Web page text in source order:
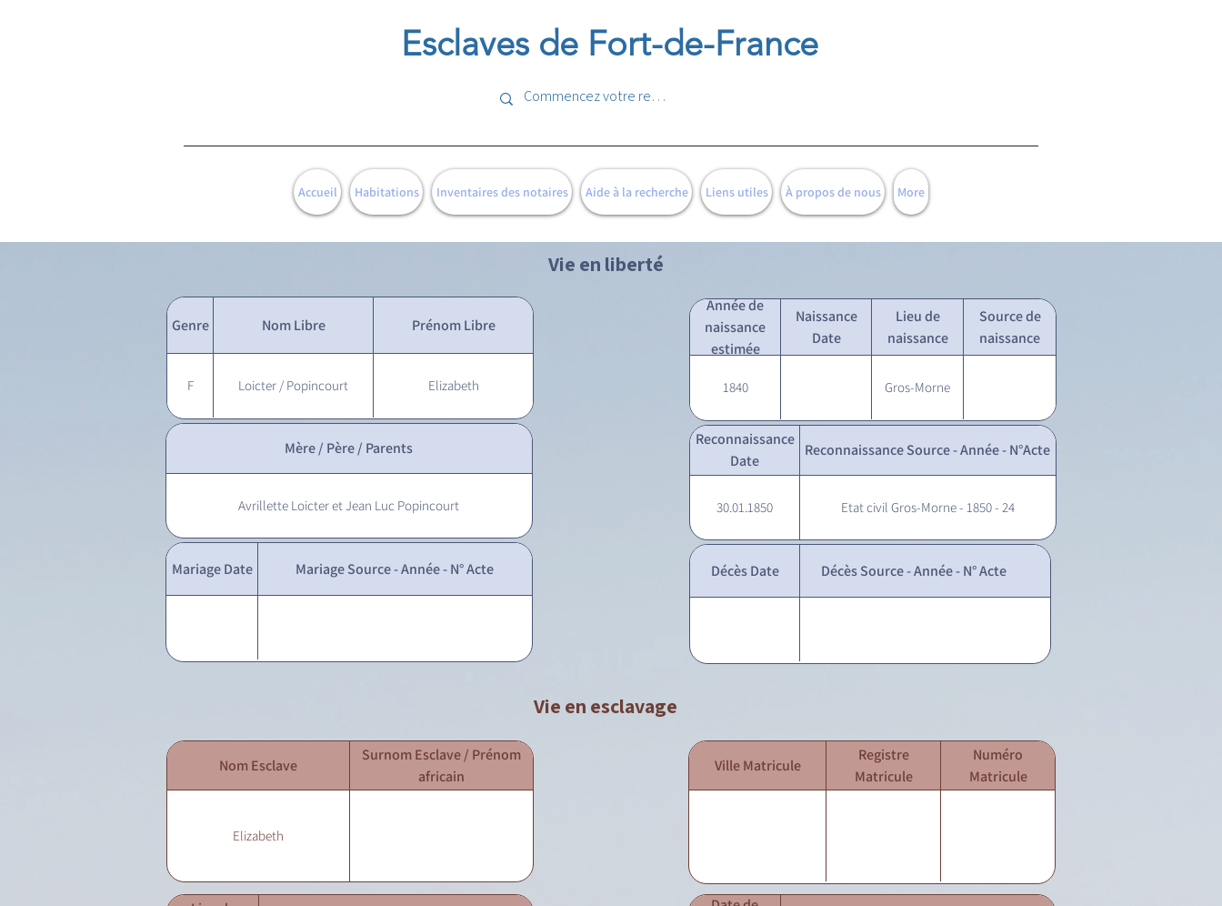
Esclaves de Fort-de-France
Accueil Habitations Inventaires des notaires Aide à la recherche Liens utiles À propos de nous More
Vie en liberté
Genre Nom Libre Prénom Libre
F Loicter / Popincourt Elizabeth
Année de
naissance
estimée
Naissance
Date
Lieu de
naissance
Source de
naissance
1840 Gros-Morne
Mère / Père / Parents
Avrillette Loicter et Jean Luc Popincourt
Mariage Date Mariage Source - Année - N° Acte
Reconnaissance
Date
Reconnaissance Source - Année - N°Acte
30.01.1850 Etat civil Gros-Morne - 1850 - 24
Décès Date Décès Source - Année - N° Acte
Vie en esclavage
Nom Esclave
Surnom Esclave / Prénom
africain
Elizabeth
Ville Matricule
Registre
Matricule
Numéro
Matricule